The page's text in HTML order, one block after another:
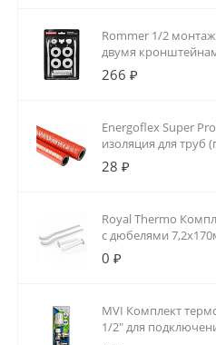
Rommer 1/2
двумя
266 ₽
Energoflex Super
изоляция для труб
28 ₽
Royal Thermo
с дюбелями
0 ₽
MVI Комплект
1/2" для